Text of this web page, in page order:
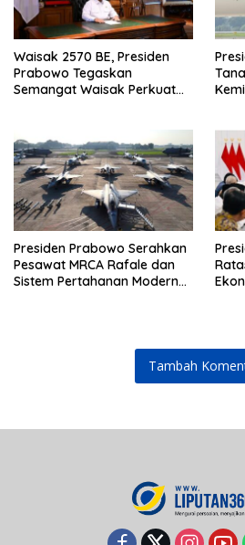
Waisak 2570 BE, Presiden
Prabowo Tegaskan
Semangat Waisak Perkuat
Presiden Prabowo Serahkan
Pesawat MRCA Rafale dan
Sistem Pertahanan Modern
Tambah